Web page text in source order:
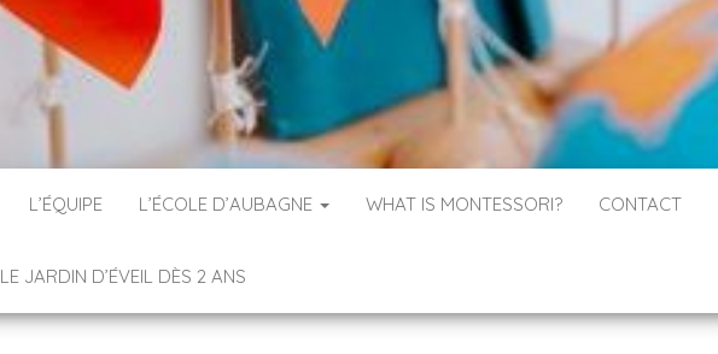
L’ÉQUIPE L’ÉCOLE D’AUBAGNE WHAT IS MONTESSORI? CONTACT
LE JARDIN D’ÉVEIL DÈS 2 ANS